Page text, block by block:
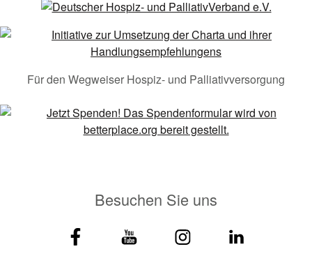
Für den Wegweiser Hospiz- und Palliativversorgung
Besuchen Sie uns